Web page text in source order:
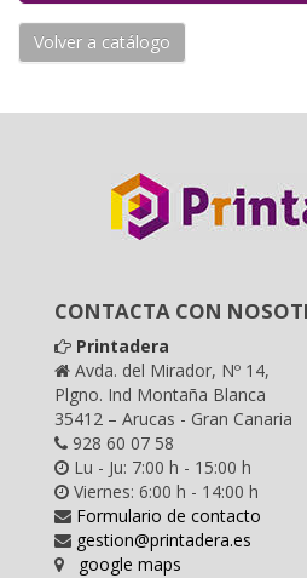
Volver a catálogo
CONTACTA CON
Printadera
Avda. del Mirador, Nº 14,
Plgno. Ind Montaña Blanca
35412 – Arucas - Gran Canaria
928 60 07 58
Lu - Ju: 7:00 h - 15:00 h
Viernes: 6:00 h - 14:00 h
Formulario de contacto
gestion@printadera.es
google maps